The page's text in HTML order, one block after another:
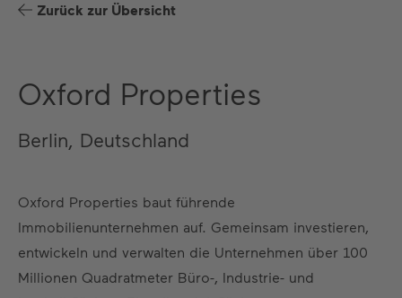
Zurück zur Übersicht
Oxford Properties
Berlin, Deutschland
Oxford Properties baut führende
Immobilienunternehmen auf. Gemeinsam investieren,
entwickeln und verwalten die Unternehmen über 100
Millionen Quadratmeter Büro-, Industrie- und